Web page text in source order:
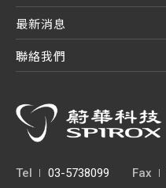
最新消息
聯絡我們
Tel 03-5738099 Fax